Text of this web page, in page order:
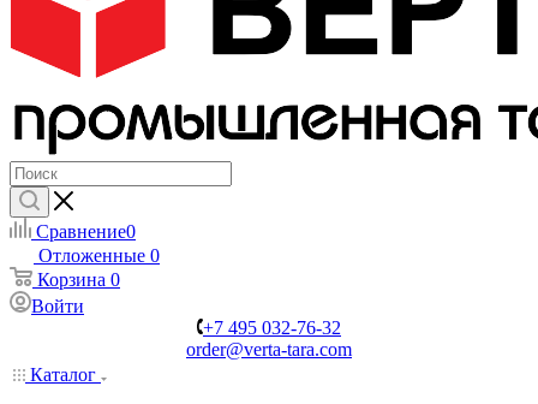
Сравнение0
Отложенные 0
Корзина 0
Войти
+7 495 032-76-32
order@verta-tara.com
Каталог